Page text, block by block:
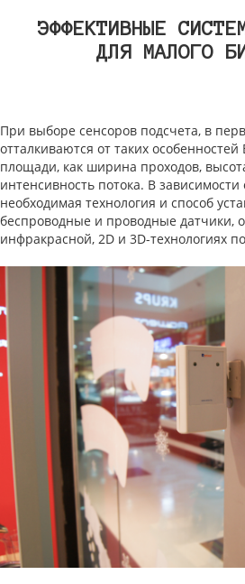
ЭФФЕКТИВНЫЕ
ДЛЯ МАЛОГО
При выборе сенсоров подсчета, в
отталкиваются от таких
площади, как ширина проходов,
интенсивность потока. В
необходимая технология и способ
беспроводные и проводные датчики,
инфракрасной, 2D и 3D-технологиях